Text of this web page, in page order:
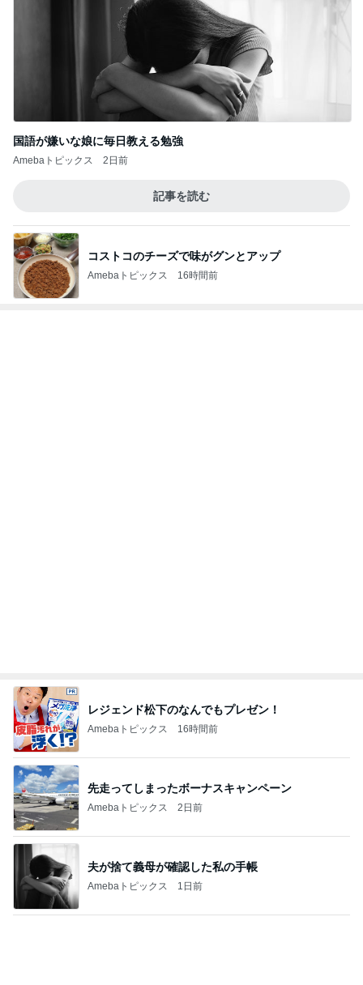
国語が嫌いな娘に毎日教える勉強
Amebaトピックス 2日前
記事を読む
コストコのチーズで味がグンとアップ
Amebaトピックス 16時間前
御朱印まで無料だった太っ腹な神社